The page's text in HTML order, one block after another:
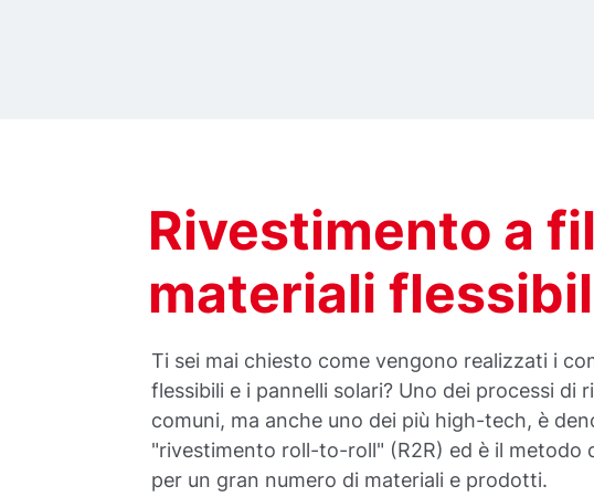
Rivestimento a
materiali
Ti sei mai chiesto come vengono realizzati i
flessibili e i pannelli solari? Uno dei processi di
comuni, ma anche uno dei più high-tech, è
"rivestimento roll-to-roll" (R2R) ed è il metodo
per un gran numero di materiali e prodotti.